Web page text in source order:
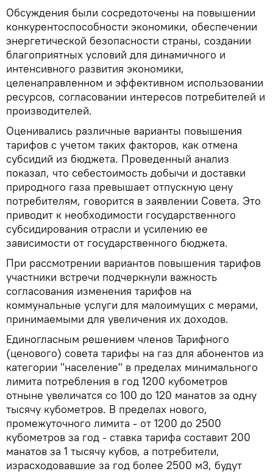
Обсуждения были сосредоточены на повышении
конкурентоспособности экономики, обеспечении
энергетической безопасности страны, создании
благоприятных условий для динамичного и
интенсивного развития экономики,
целенаправленном и эффективном использовании
ресурсов, согласовании интересов потребителей и
производителей.
Оценивались различные варианты повышения
тарифов с учетом таких факторов, как отмена
субсидий из бюджета. Проведенный анализ
показал, что себестоимость добычи и доставки
природного газа превышает отпускную цену
потребителям, говорится в заявлении Совета. Это
приводит к необходимости государственного
субсидирования отрасли и усилению ее
зависимости от государственного бюджета.
При рассмотрении вариантов повышения тарифов
участники встречи подчеркнули важность
согласования изменения тарифов на
коммунальные услуги для малоимущих с мерами,
принимаемыми для увеличения их доходов.
Единогласным решением членов Тарифного
(ценового) совета тарифы на газ для абонентов из
категории "население" в пределах минимального
лимита потребления в год 1200 кубометров
отныне увеличатся со 100 до 120 манатов за одну
тысячу кубометров. В пределах нового,
промежуточного лимита - от 1200 до 2500
кубометров за год - ставка тарифа составит 200
манатов за 1 тысячу кубов, а потребители,
израсходовавшие за год более 2500 м3, будут